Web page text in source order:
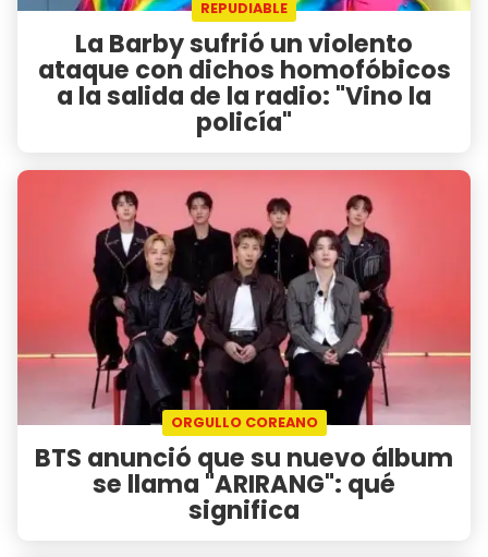
REPUDIABLE
La Barby sufrió un violento
ataque con dichos homofóbicos
a la salida de la radio: "Vino la
policía"
ORGULLO COREANO
BTS anunció que su nuevo álbum
se llama "ARIRANG": qué
significa